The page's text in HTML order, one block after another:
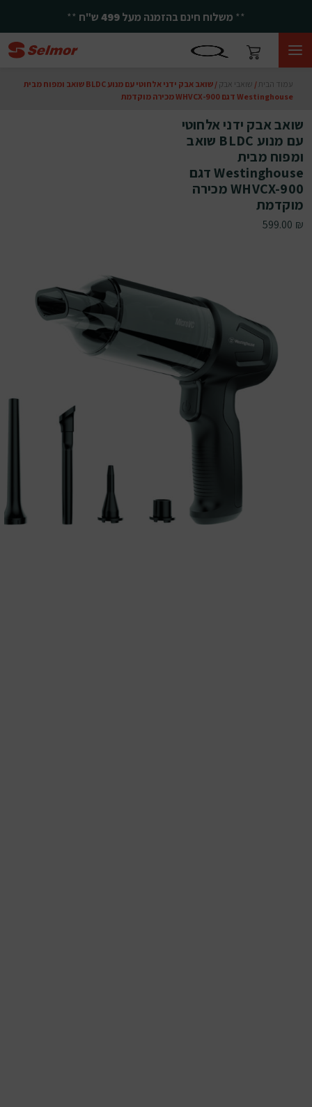
** משלוח חינם בהזמנה מעל499ש"ח **
עמוד הבית / שואבי אבק
/ שואב אבק ידני אלחוטי עם מנוע BLDC שואב ומפוח מבית
Westinghouse דגם WHVCX-900 מכירה מוקדמת
שואב אבק ידני אלחוטי
עם מנוע BLDC שואב
ומפוח מבית
Westinghouse דגם
WHVCX-900 מכירה
מוקדמת
599.00 ₪